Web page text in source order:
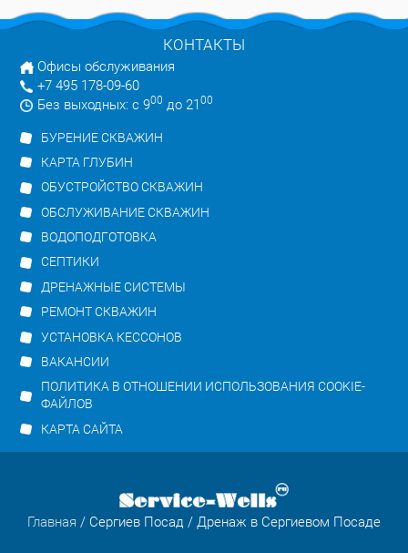
КОНТАКТЫ
Офисы обслуживания
+7 495 178-09-60
Без выходных: с 900 до 21 00
БУРЕНИЕ СКВАЖИН
КАРТА ГЛУБИН
ОБУСТРОЙСТВО СКВАЖИН
ОБСЛУЖИВАНИЕ СКВАЖИН
ВОДОПОДГОТОВКА
СЕПТИКИ
ДРЕНАЖНЫЕ СИСТЕМЫ
РЕМОНТ СКВАЖИН
УСТАНОВКА КЕССОНОВ
ВАКАНСИИ
ПОЛИТИКА В ОТНОШЕНИИ ИСПОЛЬЗОВАНИЯ COOKIE-
ФАЙЛОВ
КАРТА САЙТА
Главная / Сергиев Посад / Дренаж в Сергиевом Посаде